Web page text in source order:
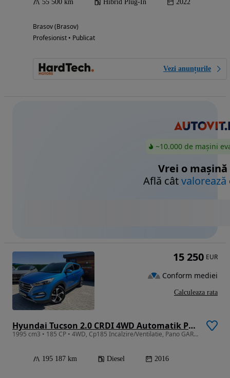
55 500 km Hibrid Plug-In 2022
Brasov (Brasov)
Profesionist • Publicat
Vezi anunțurile
~10.000 de mașini
Vrei o mașină
Află câtvalorează
Hyundai Tucson 2.0 CRDI 4WD Automatik Premium
1995 cm3 • 185 CP • 4WD, Cp185 Incalzire/Ventilatie, Pano GARANTIE/RATE/DEALER AUTO
195 187 km Diesel 2016
15 250 EUR
Conform mediei
Calculeaza rata